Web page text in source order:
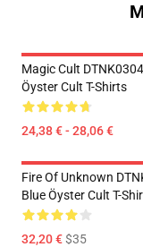
Magic Cult
Öyster Cult T-Shirts
24,38 € - 28,06 €
Fire Of Unknown
Blue Öyster Cult T-
32,20 €$35